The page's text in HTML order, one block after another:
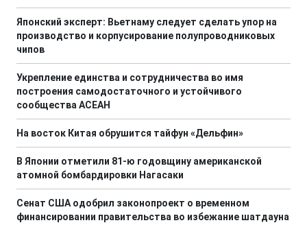
Японский эксперт: Вьетнаму следует сделать упор на
производство и корпусирование полупроводниковых
чипов
Укрепление единства и сотрудничества во имя
построения самодостаточного и устойчивого
сообщества АСЕАН
На восток Китая обрушится тайфун «Дельфин»
В Японии отметили 81-ю годовщину американской
атомной бомбардировки Нагасаки
Сенат США одобрил законопроект о временном
финансировании правительства во избежание шатдауна